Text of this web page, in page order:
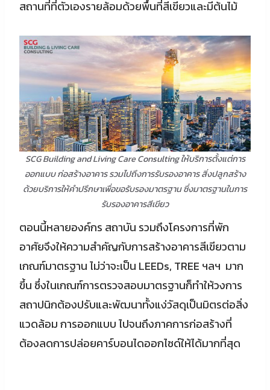
สถานที่ที่ตัวเองรายล้อมด้วยพื้นที่สีเขียวและมีต้นไม้
SCG Building and Living Care Consulting ให้บริการตั้งแต่การ
ออกแบบ ก่อสร้างอาคาร รวมไปถึงการรับรองอาคาร สิ่งปลูกสร้าง
ด้วยบริการให้คำปรึกษาเพื่อขอรับรองมาตรฐาน ซึ่งมาตรฐานในการ
รับรองอาคารสีเขียว
ตอนนี้หลายองค์กร สถาบัน รวมถึงโครงการที่พัก
อาศัยจึงให้ความสำคัญกับการสร้างอาคารสีเขียวตาม
เกณฑ์มาตรฐาน ไม่ว่าจะเป็น LEEDs, TREE ฯลฯ มาก
ขึ้น ซึ่งในเกณฑ์การตรวจสอบมาตรฐานก็ทำให้วงการ
สถาปนิกต้องปรับและพัฒนาทั้งแง่วัสดุเป็นมิตรต่อสิ่ง
แวดล้อม การออกแบบ ไปจนถึงภาคการก่อสร้างที่
ต้องลดการปล่อยคาร์บอนไดออกไซด์ให้ได้มากที่สุด